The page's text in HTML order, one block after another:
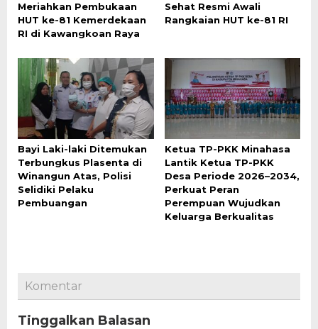
Meriahkan Pembukaan
HUT ke-81 Kemerdekaan
RI di Kawangkoan Raya
Sehat Resmi Awali
Rangkaian HUT ke-81 RI
Bayi Laki-laki Ditemukan
Terbungkus Plasenta di
Winangun Atas, Polisi
Selidiki Pelaku
Pembuangan
Ketua TP-PKK Minahasa
Lantik Ketua TP-PKK
Desa Periode 2026–2034,
Perkuat Peran
Perempuan Wujudkan
Keluarga Berkualitas
Komentar
Tinggalkan Balasan